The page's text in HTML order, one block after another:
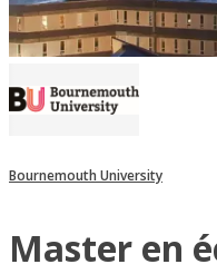
Bournemouth University
Master en